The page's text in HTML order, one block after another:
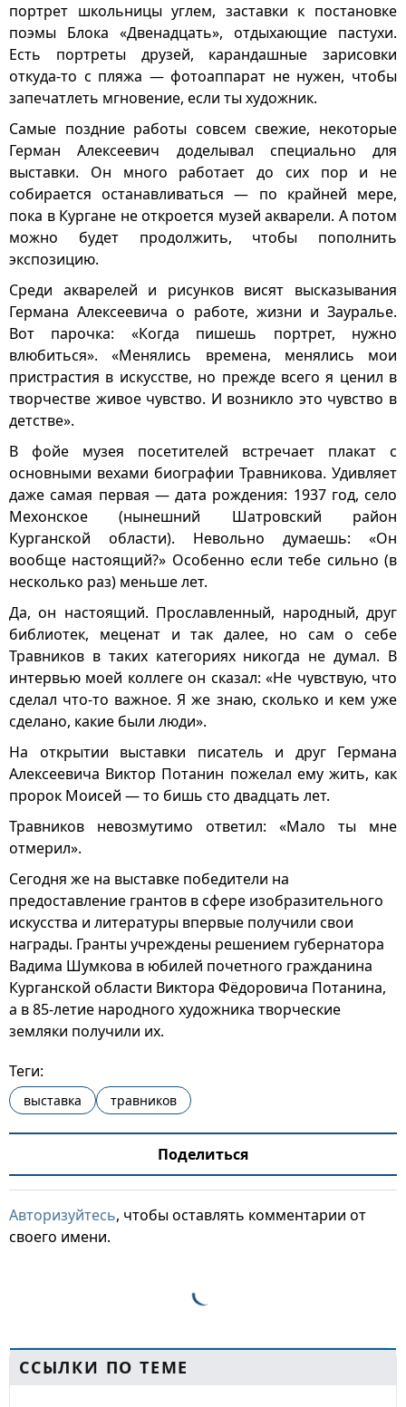
портрет школьницы углем, заставки к постановке
поэмы Блока «Двенадцать», отдыхающие пастухи.
Есть портреты друзей, карандашные зарисовки
откуда-то с пляжа — фотоаппарат не нужен, чтобы
запечатлеть мгновение, если ты художник.
Самые поздние работы совсем свежие, некоторые
Герман Алексеевич доделывал специально для
выставки. Он много работает до сих пор и не
собирается останавливаться — по крайней мере,
пока в Кургане не откроется музей акварели. А потом
можно будет продолжить, чтобы пополнить
экспозицию.
Среди акварелей и рисунков висят высказывания
Германа Алексеевича о работе, жизни и Зауралье.
Вот парочка: «Когда пишешь портрет, нужно
влюбиться». «Менялись времена, менялись мои
пристрастия в искусстве, но прежде всего я ценил в
творчестве живое чувство. И возникло это чувство в
детстве».
В фойе музея посетителей встречает плакат с
основными вехами биографии Травникова. Удивляет
даже самая первая — дата рождения: 1937 год, село
Мехонское (нынешний Шатровский район
Курганской области). Невольно думаешь: «Он
вообще настоящий?» Особенно если тебе сильно (в
несколько раз) меньше лет.
Да, он настоящий. Прославленный, народный, друг
библиотек, меценат и так далее, но сам о себе
Травников в таких категориях никогда не думал. В
интервью моей коллеге он сказал: «Не чувствую, что
сделал что-то важное. Я же знаю, сколько и кем уже
сделано, какие были люди».
На открытии выставки писатель и друг Германа
Алексеевича Виктор Потанин пожелал ему жить, как
пророк Моисей — то бишь сто двадцать лет.
Травников невозмутимо ответил: «Мало ты мне
отмерил».
Сегодня же на выставке победители на
предоставление грантов в сфере изобразительного
искусства и литературы впервые получили свои
награды. Гранты учреждены решением губернатора
Вадима Шумкова в юбилей почетного гражданина
Курганской области Виктора Фёдоровича Потанина,
а в 85-летие народного художника творческие
земляки получили их.
Теги:
выставка травников
Поделиться
Авторизуйтесь, чтобы оставлять комментарии от
своего имени.
ССЫЛКИ ПО ТЕМЕ